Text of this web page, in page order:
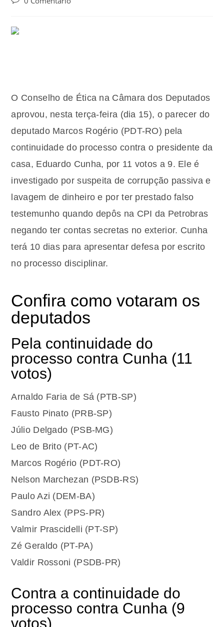
O Conselho de Ética na Câmara dos Deputados
aprovou, nesta terça-feira (dia 15), o parecer do
deputado Marcos Rogério (PDT-RO) pela
continuidade do processo contra o presidente da
casa, Eduardo Cunha, por 11 votos a 9. Ele é
investigado por suspeita de corrupção passiva e
lavagem de dinheiro e por ter prestado falso
testemunho quando depôs na CPI da Petrobras
negando ter contas secretas no exterior. Cunha
terá 10 dias para apresentar defesa por escrito
no processo disciplinar.
Confira como votaram os
deputados
Pela continuidade do
processo contra Cunha (11
votos)
Arnaldo Faria de Sá (PTB-SP)
Fausto Pinato (PRB-SP)
Júlio Delgado (PSB-MG)
Leo de Brito (PT-AC)
Marcos Rogério (PDT-RO)
Nelson Marchezan (PSDB-RS)
Paulo Azi (DEM-BA)
Sandro Alex (PPS-PR)
Valmir Prascidelli (PT-SP)
Zé Geraldo (PT-PA)
Valdir Rossoni (PSDB-PR)
Contra a continuidade do
processo contra Cunha (9
votos)